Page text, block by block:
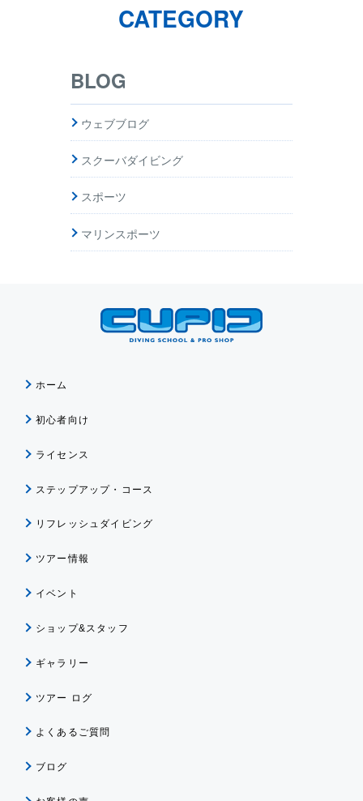
CATEGORY
BLOG
ウェブブログ
スクーバダイビング
スポーツ
マリンスポーツ
ホーム
初心者向け
ライセンス
ステップアップ・コース
リフレッシュダイビング
ツアー情報
イベント
ショップ&スタッフ
ギャラリー
ツアー ログ
よくあるご質問
ブログ